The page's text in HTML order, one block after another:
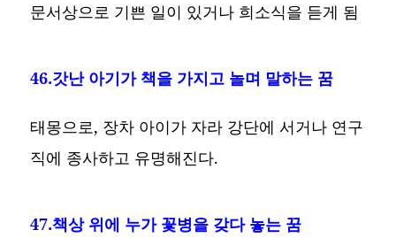
문서상으로 기쁜 일이 있거나 희소식을 듣게 됨
46.갓난 아기가 책을 가지고 놀며 말하는 꿈
태몽으로, 장차 아이가 자라 강단에 서거나 연구
직에 종사하고 유명해진다.
47.책상 위에 누가 꽃병을 갖다 놓는 꿈